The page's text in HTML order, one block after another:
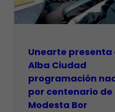
​Unearte presenta
Alba Ciudad
programación
por centenario de
Modesta Bor